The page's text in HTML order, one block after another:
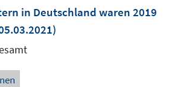
in Deutschland waren 2019